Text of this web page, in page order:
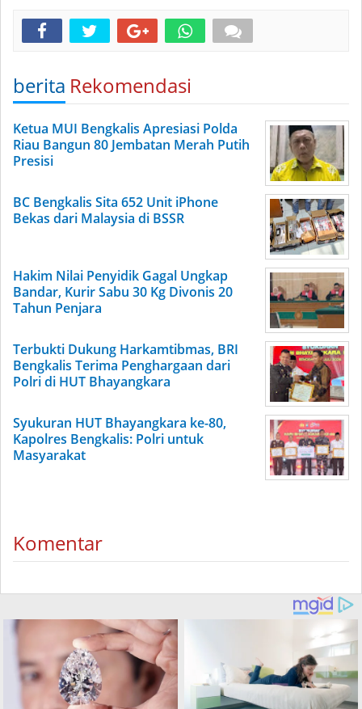
berita Rekomendasi
Ketua MUI Bengkalis Apresiasi Polda
Riau Bangun 80 Jembatan Merah Putih
Presisi
BC Bengkalis Sita 652 Unit iPhone
Bekas dari Malaysia di BSSR
Hakim Nilai Penyidik Gagal Ungkap
Bandar, Kurir Sabu 30 Kg Divonis 20
Tahun Penjara
Terbukti Dukung Harkamtibmas, BRI
Bengkalis Terima Penghargaan dari
Polri di HUT Bhayangkara
Syukuran HUT Bhayangkara ke-80,
Kapolres Bengkalis: Polri untuk
Masyarakat
Komentar